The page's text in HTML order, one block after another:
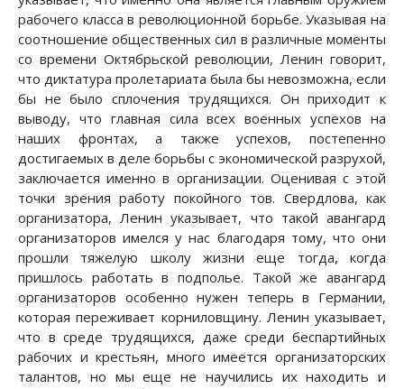
рабочего класса в революционной борьбе. Указывая на
соотношение общественных сил в различные моменты
со времени Октябрьской революции, Ленин говорит,
что диктатура пролетариата была бы невозможна, если
бы не было сплочения трудящихся. Он приходит к
выводу, что главная сила всех военных успехов на
наших фронтах, а также успехов, постепенно
достигаемых в деле борьбы с экономической разрухой,
заключается именно в организации. Оценивая с этой
точки зрения работу покойного тов. Свердлова, как
организатора, Ленин указывает, что такой авангард
организаторов имелся у нас благодаря тому, что они
прошли тяжелую школу жизни еще тогда, когда
пришлось работать в подполье. Такой же авангард
организаторов особенно нужен теперь в Германии,
которая переживает корниловщину. Ленин указывает,
что в среде трудящихся, даже среди беспартийных
рабочих и крестьян, много имеется организаторских
талантов, но мы еще не научились их находить и